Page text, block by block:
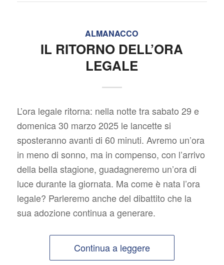
ALMANACCO
IL RITORNO DELL’ORA
LEGALE
L’ora legale ritorna: nella notte tra sabato 29 e
domenica 30 marzo 2025 le lancette si
sposteranno avanti di 60 minuti. Avremo un’ora
in meno di sonno, ma in compenso, con l’arrivo
della bella stagione, guadagneremo un’ora di
luce durante la giornata. Ma come è nata l’ora
legale? Parleremo anche del dibattito che la
sua adozione continua a generare.
Continua a leggere